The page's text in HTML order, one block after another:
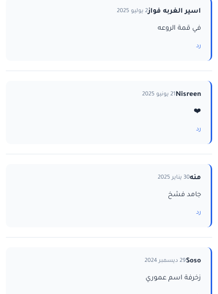
اسير الغربه فواز2 يوليو 2025
في قمة الروعه
رد
Nisreen21 يونيو 2025
❤️
رد
منه30 يناير 2025
جامد فشخ
رد
Soso29 ديسمبر 2024
زخرفة اسم عموري